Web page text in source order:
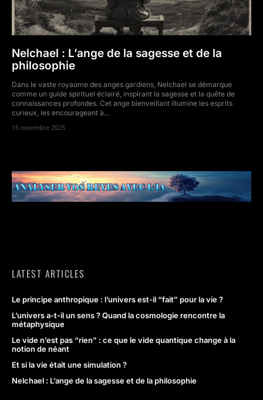
Nelchael : L’ange de la sagesse et de la
philosophie
Dans le vaste royaume des anges gardiens, Nelchael se démarque
comme un guide spirituel éclairé, inspirant la sagesse et la quête de
connaissances profondes. Cet ange bienveillant illumine les esprits
curieux, les encourageant à...
15 novembre 2025
LATEST ARTICLES
Le principe anthropique : l’univers est-il “fait” pour la vie ?
L’univers a-t-il un sens ? Quand la cosmologie rencontre la
métaphysique
Le vide n’est pas “rien” : ce que le vide quantique change à la
notion de néant
Et si la vie était une simulation ?
Nelchael : L’ange de la sagesse et de la philosophie